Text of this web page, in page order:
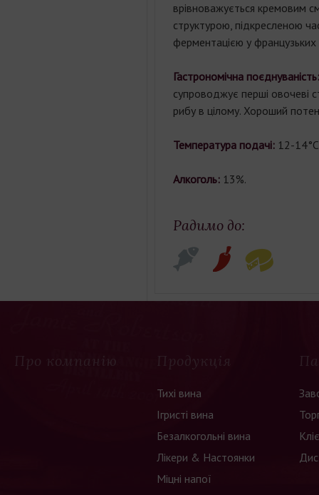
врівноважується кремовим
структурою, підкресленою
ферментацією у
Гастрономічна поєднуваність:
супроводжує перші овочеві
рибу в цілому. Хороший
Температура подачі:12-
Алкоголь: 13%.
Радимо до:
Про компанію Продукція
Тихі вина
Ігристі вина
Безалкогольні вина
Лікери & Настоянки
Міцні напої